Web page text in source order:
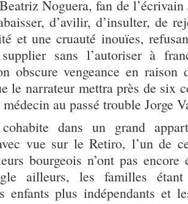
Noguera, fan de l’écrivain
d’avilir, d’insulter, de
et une cruauté inouïes,
sans l’autoriser à
obscure vengeance en raison
le narrateur mettra près de six
au passé trouble Jorge
dans un grand
vue sur le Retiro, l’un de
bourgeois n’ont pas encore
ailleurs, les familles étant
enfants plus indépendants et